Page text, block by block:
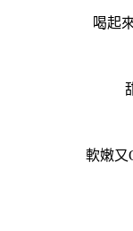
喝起
軟嫩又